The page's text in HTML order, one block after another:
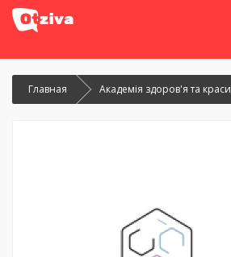
Главная Академія здоров'я та краси